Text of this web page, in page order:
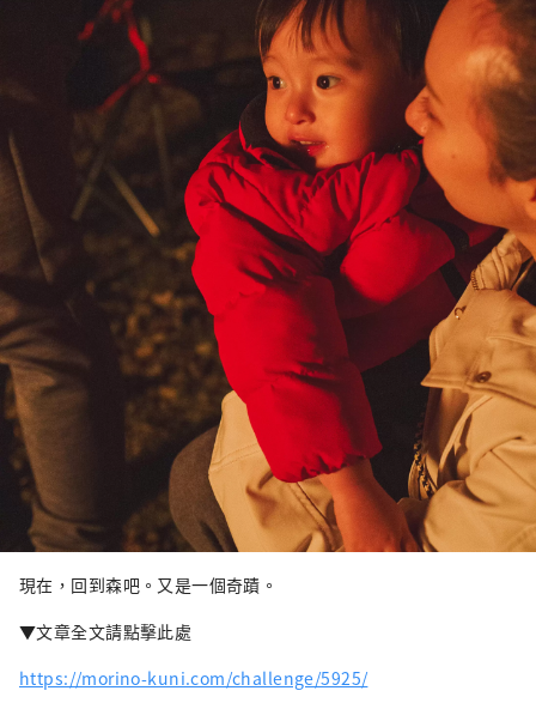
現在，回到森吧。又是一個奇蹟。
▼文章全文請點擊此處
https://morino-kuni.com/challenge/5925/